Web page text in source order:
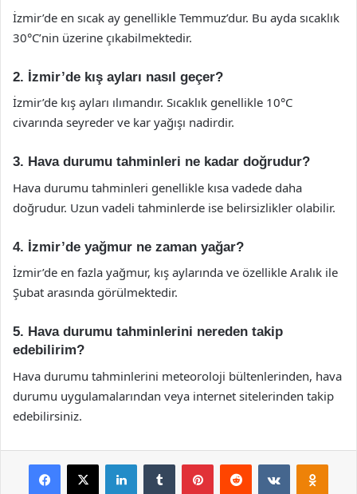
İzmir’de en sıcak ay genellikle Temmuz’dur. Bu ayda sıcaklık
30°C’nin üzerine çıkabilmektedir.
2. İzmir’de kış ayları nasıl geçer?
İzmir’de kış ayları ılımandır. Sıcaklık genellikle 10°C
civarında seyreder ve kar yağışı nadirdir.
3. Hava durumu tahminleri ne kadar doğrudur?
Hava durumu tahminleri genellikle kısa vadede daha
doğrudur. Uzun vadeli tahminlerde ise belirsizlikler olabilir.
4. İzmir’de yağmur ne zaman yağar?
İzmir’de en fazla yağmur, kış aylarında ve özellikle Aralık ile
Şubat arasında görülmektedir.
5. Hava durumu tahminlerini nereden takip
edebilirim?
Hava durumu tahminlerini meteoroloji bültenlerinden, hava
durumu uygulamalarından veya internet sitelerinden takip
edebilirsiniz.
Facebook
X LinkedInTumblr PinterestReddit VKontakte